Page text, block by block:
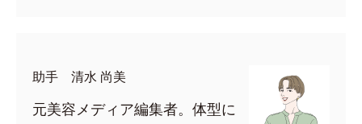
助手 清水 尚美
元美容メディア編集者。体型に